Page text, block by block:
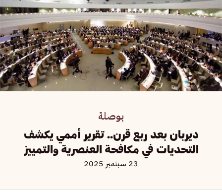
بوصلة
ديربان بعد ربع قرن.. تقرير أممي يكشف
التحديات في مكافحة العنصرية والتمييز
23 سبتمبر 2025